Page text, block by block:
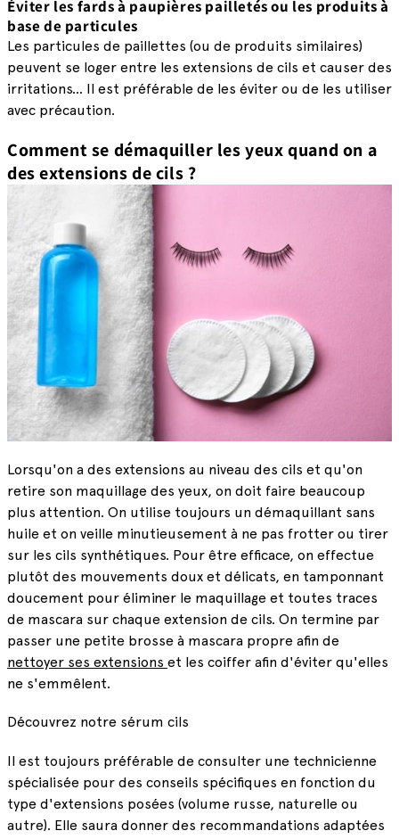
Éviter les fards à paupières pailletés ou les produits à
base de particules
Les particules de paillettes (ou de produits similaires)
peuvent se loger entre les extensions de cils et causer des
irritations... Il est préférable de les éviter ou de les utiliser
avec précaution.
Comment se démaquiller les yeux quand on a
des extensions de cils ?
Lorsqu'on a des extensions au niveau des cils et qu'on
retire son maquillage des yeux, on doit faire beaucoup
plus attention. On utilise toujours un démaquillant sans
huile et on veille minutieusement à ne pas frotter ou tirer
sur les cils synthétiques. Pour être efficace, on effectue
plutôt des mouvements doux et délicats, en tamponnant
doucement pour éliminer le maquillage et toutes traces
de mascara sur chaque extension de cils. On termine par
passer une petite brosse à mascara propre afin de
nettoyer ses extensions et les coiffer afin d'éviter qu'elles
ne s'emmêlent.
Découvrez notre sérum cils
Il est toujours préférable de consulter une technicienne
spécialisée pour des conseils spécifiques en fonction du
type d'extensions posées (volume russe, naturelle ou
autre). Elle saura donner des recommandations adaptées